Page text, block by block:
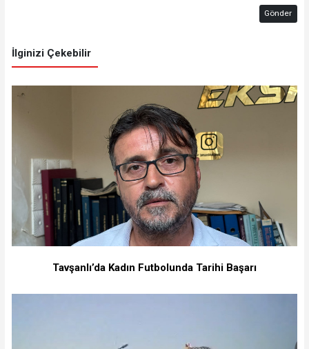
Gönder
İlginizi Çekebilir
Tavşanlı’da Kadın Futbolunda Tarihi Başarı